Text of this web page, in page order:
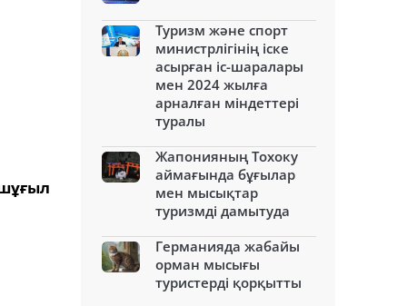
Туризм және спорт
министрлігінің іске
асырған іс-шаралары
мен 2024 жылға
арналған міндеттері
туралы
Жапонияның Тохоку
аймағында бұғылар
мен мысықтар
туризмді дамытуда
Германияда жабайы
орман мысығы
туристерді қорқытты